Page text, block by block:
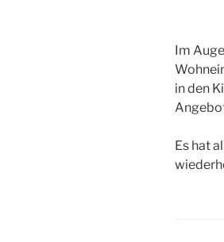
Im
in den
Es hat